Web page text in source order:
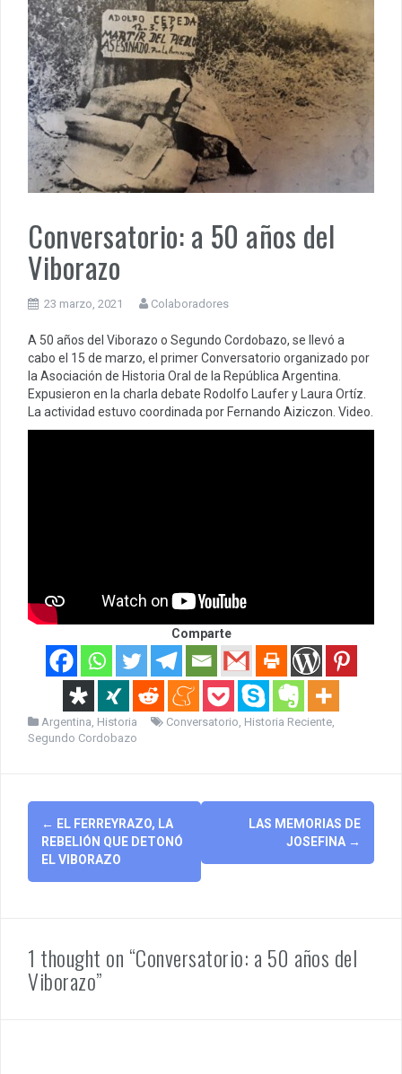
Conversatorio: a 50 años del
Viborazo
23 marzo, 2021 Colaboradores
A 50 años del Viborazo o Segundo Cordobazo, se llevó a
cabo el 15 de marzo, el primer Conversatorio organizado por
la Asociación de Historia Oral de la República Argentina.
Expusieron en la charla debate Rodolfo Laufer y Laura Ortíz.
La actividad estuvo coordinada por Fernando Aiziczon. Video.
Comparte
Argentina, Historia Conversatorio, Historia Reciente,
Segundo Cordobazo
Post
navigation
← EL FERREYRAZO, LA
REBELIÓN QUE DETONÓ
EL VIBORAZO
LAS MEMORIAS DE
JOSEFINA →
1 thought on “Conversatorio: a 50 años del
Viborazo”